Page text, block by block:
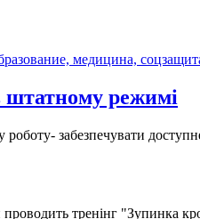
медицина,
режимі
забезпечувати